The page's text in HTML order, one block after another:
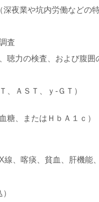
深夜業や坑内労働などの
査
聴力の検査、および腹囲
、ＡＳＴ、ｙ‐ＧＴ）
糖、またはＨｂＡ１ｃ）
、喀痰、貧血、肝機能